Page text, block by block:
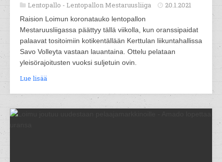
Lentopallo - Lentopallon Mestaruusliiga 20.1.2021
Raision Loimun koronatauko lentopallon
Mestaruusliigassa päättyy tällä viikolla, kun oranssipaidat
palaavat tositoimiin kotikentällään Kerttulan liikuntahallissa
Savo Volleyta vastaan lauantaina. Ottelu pelataan
yleisörajoitusten vuoksi suljetuin ovin.
Lue lisää